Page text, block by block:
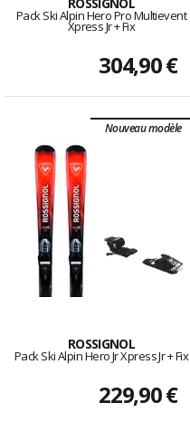
ROSSIGNOL
Pack Ski Alpin Hero Pro Multievent
Xpress Jr + Fix
304,90 €
Nouveau modèle
ROSSIGNOL
Pack Ski Alpin Hero Jr Xpress Jr + Fix
229,90 €